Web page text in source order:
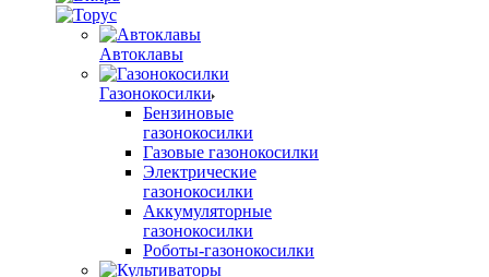
Автоклавы
Газонокосилки
Бензиновые
газонокосилки
Газовые газонокосилки
Электрические
газонокосилки
Аккумуляторные
газонокосилки
Роботы-газонокосилки